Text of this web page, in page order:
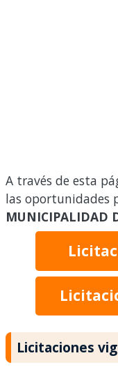
A través de esta
las oportunidades
MUNICIPALIDAD
Licitaciones